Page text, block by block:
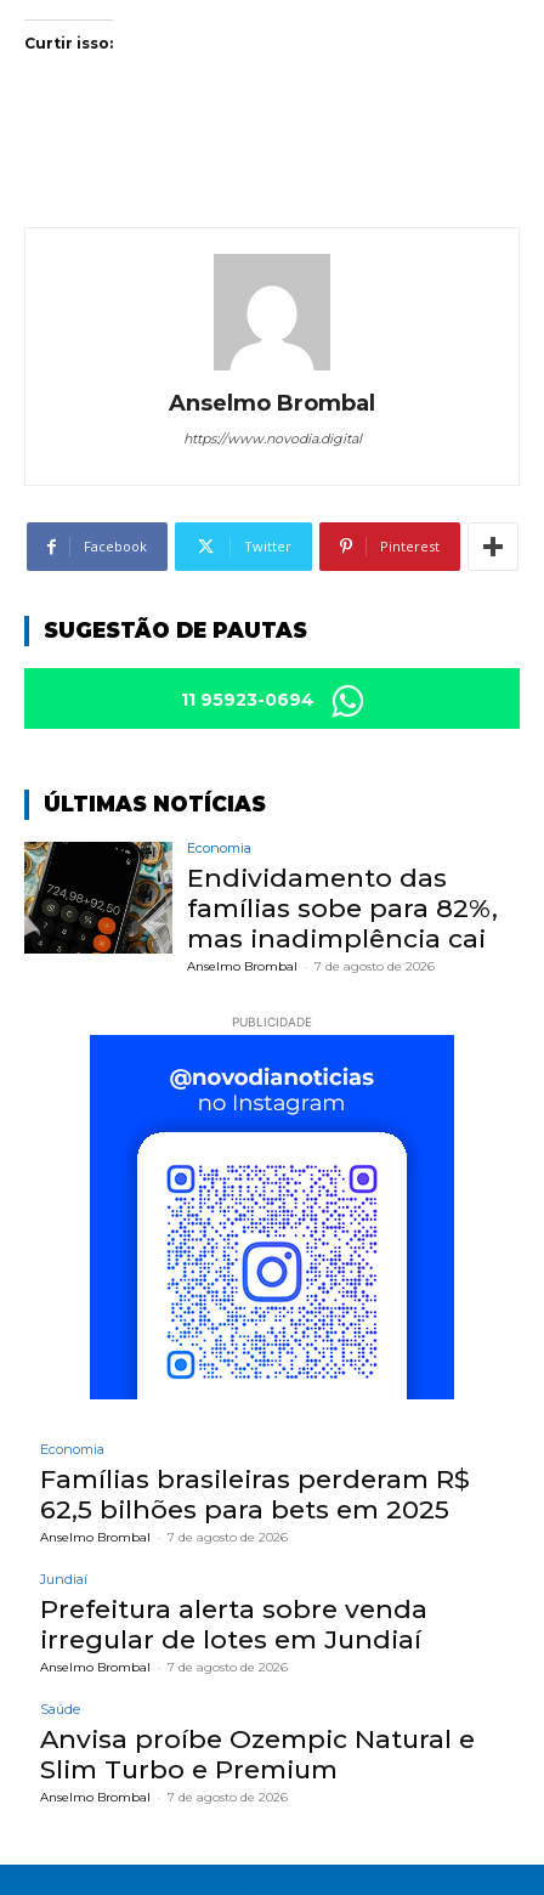
Curtir isso:
Anselmo Brombal
https://www.novodia.digital
Facebook Twitter Pinterest
SUGESTÃO DE PAUTAS
11 95923-0694
ÚLTIMAS NOTÍCIAS
Economia
Endividamento das
famílias sobe para 82%,
mas inadimplência cai
Anselmo Brombal - 7 de agosto de 2026
PUBLICIDADE
Economia
Famílias brasileiras perderam R$
62,5 bilhões para bets em 2025
Anselmo Brombal - 7 de agosto de 2026
Jundiaí
Prefeitura alerta sobre venda
irregular de lotes em Jundiaí
Anselmo Brombal - 7 de agosto de 2026
Saúde
Anvisa proíbe Ozempic Natural e
Slim Turbo e Premium
Anselmo Brombal - 7 de agosto de 2026